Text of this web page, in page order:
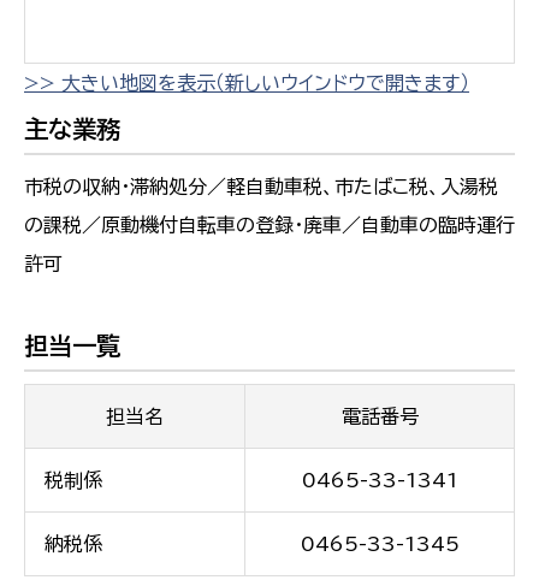
>> 大きい地図を表示（新しいウインドウで開きます）
主な業務
市税の収納・滞納処分／軽自動車税、市たばこ税、入湯税
の課税／原動機付自転車の登録・廃車／自動車の臨時運行
許可
担当一覧
担当名 電話番号
税制係 0465-33-1341
納税係 0465-33-1345